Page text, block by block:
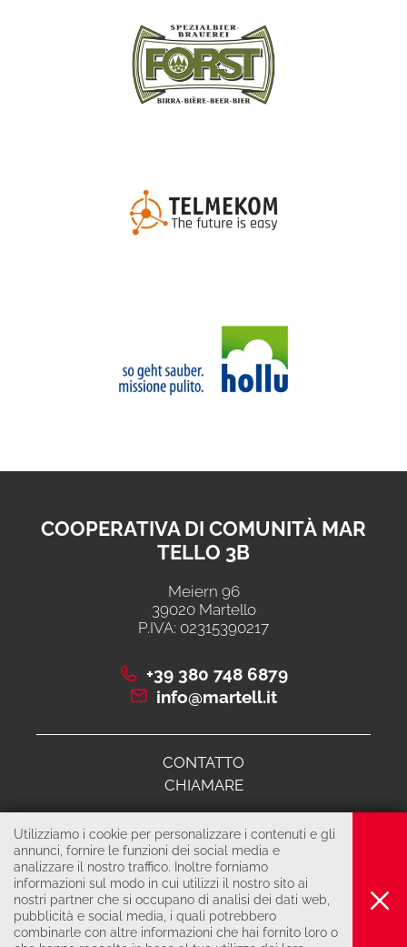
COOPERATIVA DI COMUNITÀ MAR
TELLO 3B
Meiern 96
39020 Martello
P.IVA: 02315390217
+39 380 748 6879
info@martell.it
CONTATTO
CHIAMARE
© 2026 Cooperativa di comunità martello 3B
COLOPHON
PRIVACY & COOKIES
produced by
Utilizziamo i cookie per personalizzare i contenuti e gli
annunci, fornire le funzioni dei social media e
analizzare il nostro traffico. Inoltre forniamo
informazioni sul modo in cui utilizzi il nostro sito ai
nostri partner che si occupano di analisi dei dati web,
pubblicità e social media, i quali potrebbero
combinarle con altre informazioni che hai fornito loro o